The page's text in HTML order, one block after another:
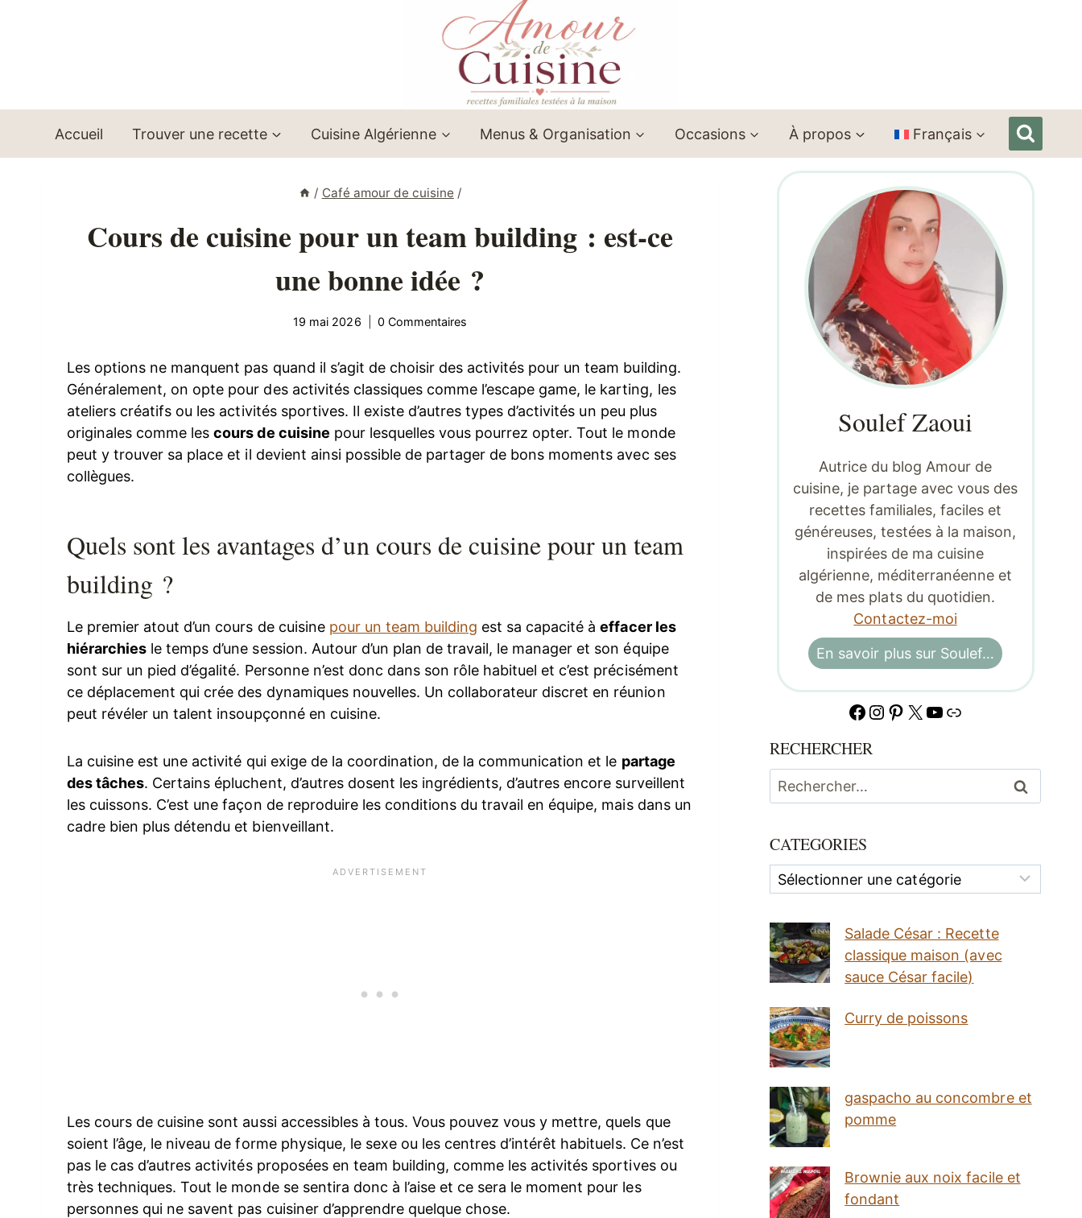
Accueil Trouver une recette Cuisine Algérienne Menus & Organisation Occasions À propos Français
/ Café amour de cuisine /
Cours de cuisine pour un team building : est-ce
une bonne idée ?
19 mai 2026 0 Commentaires
Les options ne manquent pas quand il s’agit de choisir des activités pour un team building.
Généralement, on opte pour des activités classiques comme l’escape game, le karting, les
ateliers créatifs ou les activités sportives. Il existe d’autres types d’activités un peu plus
originales comme lescours de cuisine pour lesquelles vous pourrez opter. Tout le monde
peut y trouver sa place et il devient ainsi possible de partager de bons moments avec ses
collègues.
Quels sont les avantages d’un cours de cuisine pour un team
building ?
Le premier atout d’un cours de cuisine pour un team building est sa capacité àeffacer les
hiérarchies le temps d’une session. Autour d’un plan de travail, le manager et son équipe
sont sur un pied d’égalité. Personne n’est donc dans son rôle habituel et c’est précisément
ce déplacement qui crée des dynamiques nouvelles. Un collaborateur discret en réunion
peut révéler un talent insoupçonné en cuisine.
La cuisine est une activité qui exige de la coordination, de la communication et le partage
des tâches. Certains épluchent, d’autres dosent les ingrédients, d’autres encore surveillent
les cuissons. C’est une façon de reproduire les conditions du travail en équipe, mais dans un
cadre bien plus détendu et bienveillant.
Les cours de cuisine sont aussi accessibles à tous. Vous pouvez vous y mettre, quels que
soient l’âge, le niveau de forme physique, le sexe ou les centres d’intérêt habituels. Ce n’est
pas le cas d’autres activités proposées en team building, comme les activités sportives ou
très techniques. Tout le monde se sentira donc à l’aise et ce sera le moment pour les
personnes qui ne savent pas cuisiner d’apprendre quelque chose.
Soulef Zaoui
Autrice du blog Amour de
cuisine, je partage avec vous des
recettes familiales, faciles et
généreuses, testées à la maison,
inspirées de ma cuisine
algérienne, méditerranéenne et
de mes plats du quotidien.
Contactez-moi
En savoir plus sur Soulef…
Facebook
Instagram
Pinterest
X YouTube
Lien
RECHERCHER
Rechercher :
CATEGORIES
Categories
Salade César : Recette
classique maison (avec
sauce César facile)
Curry de poissons
gaspacho au concombre et
pomme
Brownie aux noix facile et
fondant